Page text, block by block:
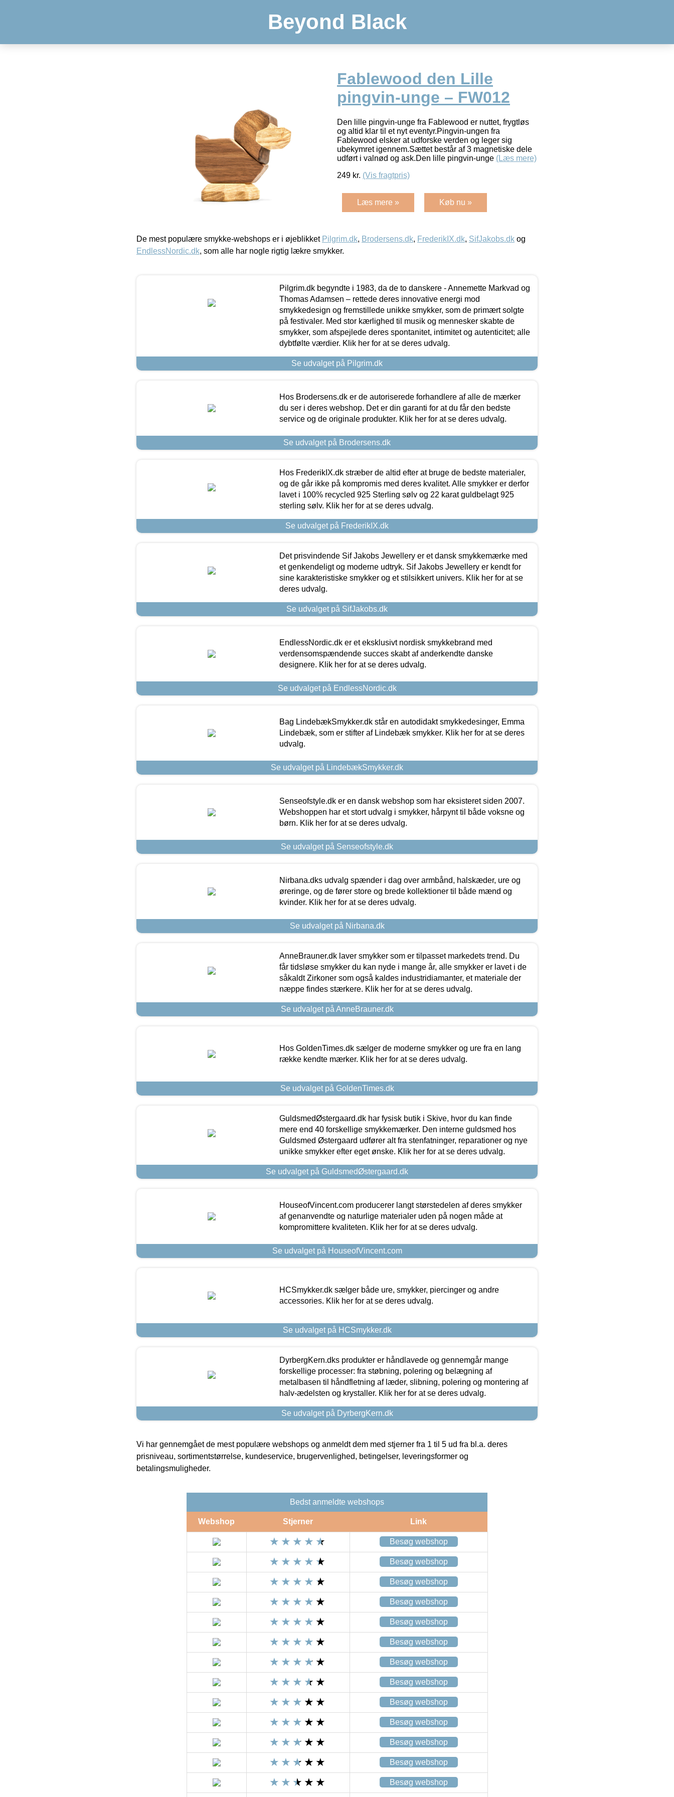
Beyond Black
Fablewood den Lille
pingvin-unge – FW012
Den lille pingvin-unge fra Fablewood er nuttet, frygtløs
og altid klar til et nyt eventyr.Pingvin-ungen fra
Fablewood elsker at udforske verden og leger sig
ubekymret igennem.Sættet består af 3 magnetiske dele
udført i valnød og ask.Den lille pingvin-unge (Læs mere)
249 kr. (Vis fragtpris)
Læs mere » Køb nu »
De mest populære smykke-webshops er i øjeblikket Pilgrim.dk, Brodersens.dk, FrederikIX.dk, SifJakobs.dk og
EndlessNordic.dk, som alle har nogle rigtig lækre smykker.
Pilgrim.dk begyndte i 1983, da de to danskere - Annemette Markvad og
Thomas Adamsen – rettede deres innovative energi mod
smykkedesign og fremstillede unikke smykker, som de primært solgte
på festivaler. Med stor kærlighed til musik og mennesker skabte de
smykker, som afspejlede deres spontanitet, intimitet og autenticitet; alle
dybtfølte værdier. Klik her for at se deres udvalg.
Se udvalget på Pilgrim.dk
Hos Brodersens.dk er de autoriserede forhandlere af alle de mærker
du ser i deres webshop. Det er din garanti for at du får den bedste
service og de originale produkter. Klik her for at se deres udvalg.
Se udvalget på Brodersens.dk
Hos FrederikIX.dk stræber de altid efter at bruge de bedste materialer,
og de går ikke på kompromis med deres kvalitet. Alle smykker er derfor
lavet i 100% recycled 925 Sterling sølv og 22 karat guldbelagt 925
sterling sølv. Klik her for at se deres udvalg.
Se udvalget på FrederikIX.dk
Det prisvindende Sif Jakobs Jewellery er et dansk smykkemærke med
et genkendeligt og moderne udtryk. Sif Jakobs Jewellery er kendt for
sine karakteristiske smykker og et stilsikkert univers. Klik her for at se
deres udvalg.
Se udvalget på SifJakobs.dk
EndlessNordic.dk er et eksklusivt nordisk smykkebrand med
verdensomspændende succes skabt af anderkendte danske
designere. Klik her for at se deres udvalg.
Se udvalget på EndlessNordic.dk
Bag LindebækSmykker.dk står en autodidakt smykkedesinger, Emma
Lindebæk, som er stifter af Lindebæk smykker. Klik her for at se deres
udvalg.
Se udvalget på LindebækSmykker.dk
Senseofstyle.dk er en dansk webshop som har eksisteret siden 2007.
Webshoppen har et stort udvalg i smykker, hårpynt til både voksne og
børn. Klik her for at se deres udvalg.
Se udvalget på Senseofstyle.dk
Nirbana.dks udvalg spænder i dag over armbånd, halskæder, ure og
øreringe, og de fører store og brede kollektioner til både mænd og
kvinder. Klik her for at se deres udvalg.
Se udvalget på Nirbana.dk
AnneBrauner.dk laver smykker som er tilpasset markedets trend. Du
får tidsløse smykker du kan nyde i mange år, alle smykker er lavet i de
såkaldt Zirkoner som også kaldes industridiamanter, et materiale der
næppe findes stærkere. Klik her for at se deres udvalg.
Se udvalget på AnneBrauner.dk
Hos GoldenTimes.dk sælger de moderne smykker og ure fra en lang
række kendte mærker. Klik her for at se deres udvalg.
Se udvalget på GoldenTimes.dk
GuldsmedØstergaard.dk har fysisk butik i Skive, hvor du kan finde
mere end 40 forskellige smykkemærker. Den interne guldsmed hos
Guldsmed Østergaard udfører alt fra stenfatninger, reparationer og nye
unikke smykker efter eget ønske. Klik her for at se deres udvalg.
Se udvalget på GuldsmedØstergaard.dk
HouseofVincent.com producerer langt størstedelen af deres smykker
af genanvendte og naturlige materialer uden på nogen måde at
kompromittere kvaliteten. Klik her for at se deres udvalg.
Se udvalget på HouseofVincent.com
HCSmykker.dk sælger både ure, smykker, piercinger og andre
accessories. Klik her for at se deres udvalg.
Se udvalget på HCSmykker.dk
DyrbergKern.dks produkter er håndlavede og gennemgår mange
forskellige processer: fra støbning, polering og belægning af
metalbasen til håndfletning af læder, slibning, polering og montering af
halv-ædelsten og krystaller. Klik her for at se deres udvalg.
Se udvalget på DyrbergKern.dk
Vi har gennemgået de mest populære webshops og anmeldt dem med stjerner fra 1 til 5 ud fra bl.a. deres
prisniveau, sortimentstørrelse, kundeservice, brugervenlighed, betingelser, leveringsformer og
betalingsmuligheder.
Bedst anmeldte webshops
Webshop Stjerner Link
Besøg webshop
Besøg webshop
Besøg webshop
Besøg webshop
Besøg webshop
Besøg webshop
Besøg webshop
Besøg webshop
Besøg webshop
Besøg webshop
Besøg webshop
Besøg webshop
Besøg webshop